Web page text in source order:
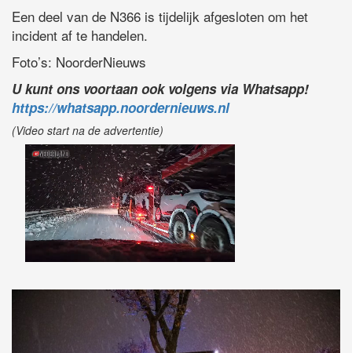
Een deel van de N366 is tijdelijk afgesloten om het
incident af te handelen.
Foto’s: NoorderNieuws
U kunt ons voortaan ook volgens via Whatsapp!
https://whatsapp.noordernieuws.nl
(Video start na de advertentie)